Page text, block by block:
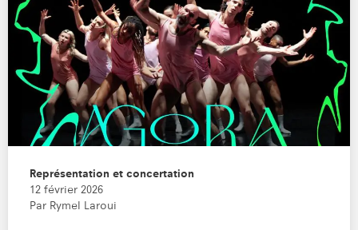
Représentation et concertation
12 février 2026
Par Rymel Laroui